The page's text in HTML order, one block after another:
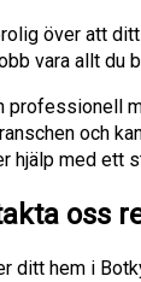
över att
vara allt du
professionell
och
hjälp med ett
oss
ditt hem i